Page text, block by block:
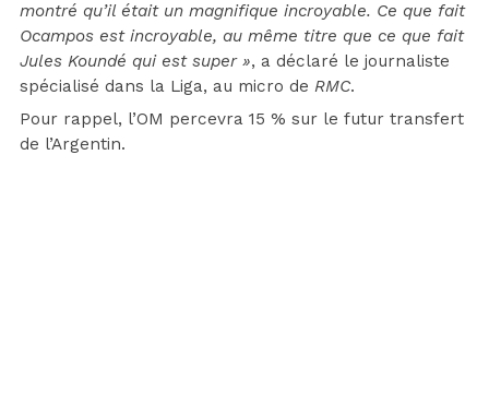
montré qu’il était un magnifique incroyable. Ce que fait
Ocampos est incroyable, au même titre que ce que fait
Jules Koundé qui est super », a déclaré le journaliste
spécialisé dans la Liga, au micro de RMC.
Pour rappel, l’OM percevra 15 % sur le futur transfert
de l’Argentin.